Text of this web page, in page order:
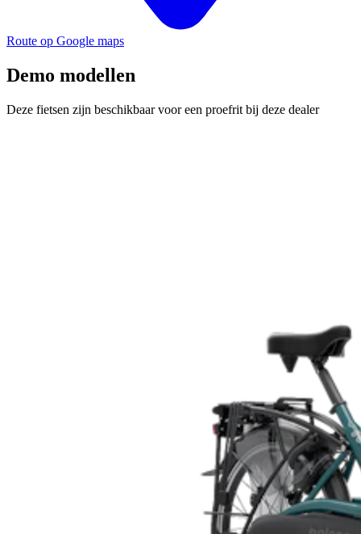
Route op Google maps
Demo modellen
Deze fietsen zijn beschikbaar voor een proefrit bij deze dealer